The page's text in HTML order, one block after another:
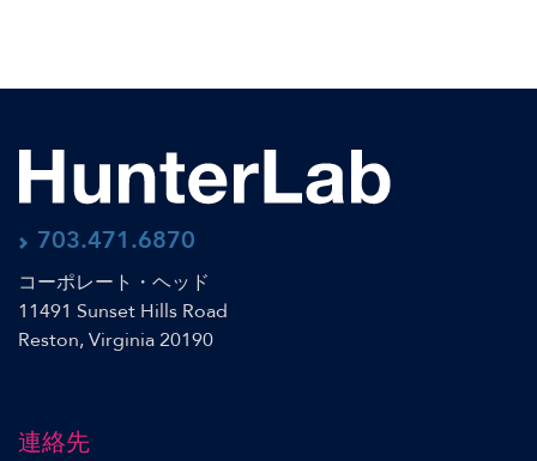
703.471.6870
コーポレート・ヘッド
11491 Sunset Hills Road
Reston, Virginia 20190
連絡先